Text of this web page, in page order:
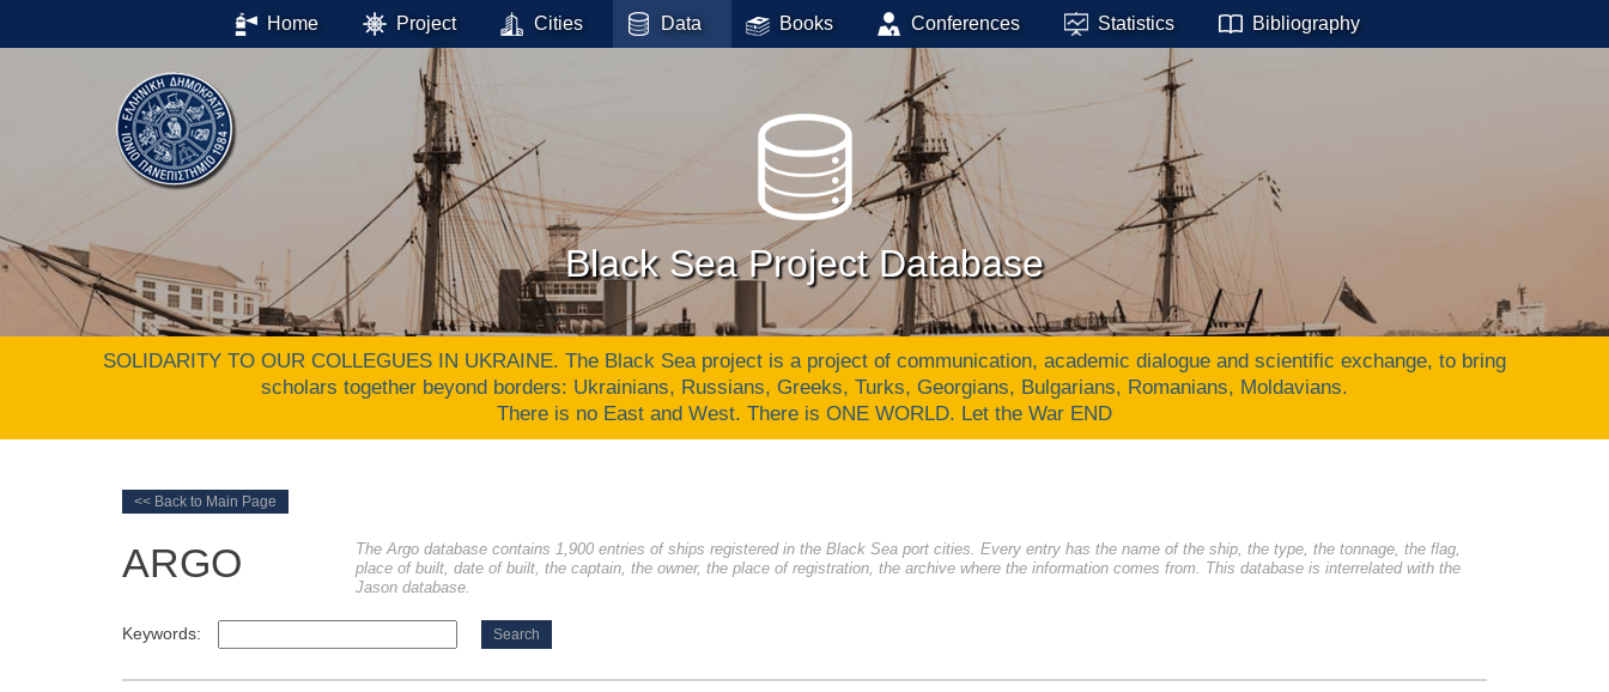
Home Project Cities Data Books Conferences Statistics Bibliography
Black Sea Project Database
SOLIDARITY TO OUR COLLEGUES IN UKRAINE. The Black Sea project is a project of communication, academic dialogue and scientific exchange, to bring
scholars together beyond borders: Ukrainians, Russians, Greeks, Turks, Georgians, Bulgarians, Romanians, Moldavians.
There is no East and West. There is ONE WORLD. Let the War END
ARGO
The Argo database contains 1,900 entries of ships registered in the Black Sea port cities. Every entry has the name of the ship, the type, the tonnage, the flag,
place of built, date of built, the captain, the owner, the place of registration, the archive where the information comes from. This database is interrelated with the
Jason database.
Keywords: